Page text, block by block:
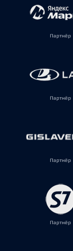
Партнёр
Партнёр
Партнёр
Партнёр